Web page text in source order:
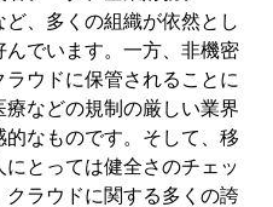
、多くの組織が依然とし
でいます。一方、非機密
ウドに保管されることに
などの規制の厳しい業界
なものです。そして、移
とっては健全さのチェッ
ラウドに関する多くの誇